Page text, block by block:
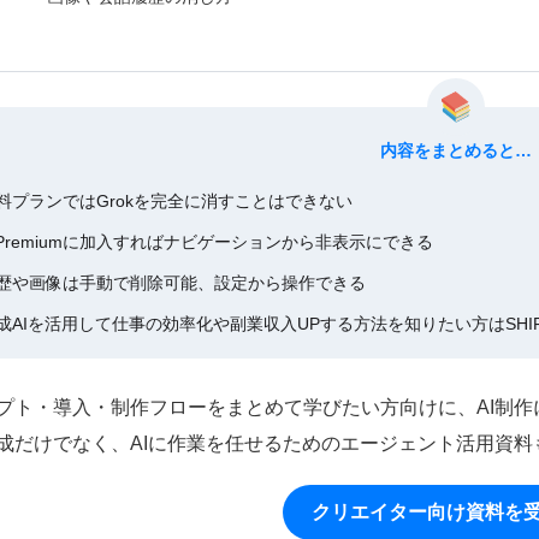
内容をまとめると…
プランではGrokを完全に消すことはできない
に加入すればナビゲーションから非表示にできる
や画像は手動で削除可能、設定から操作できる
AIを活用して仕事の効率化や副業収入UPする方法を知りたい方は
ト・導入・制作フローをまとめて学びたい方向けに、AI制
だけでなく、AIに作業を任せるためのエージェント活用資
クリエイター向け資料を